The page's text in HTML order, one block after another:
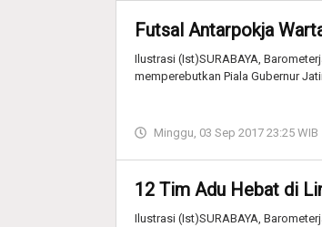
Futsal Antarpokja
Ilustrasi (Ist)SURABAYA,
memperebutkan Piala Gubernur
Minggu, 03 Sep 2017 23:25 WIB
12 Tim Adu Hebat di
Ilustrasi (Ist)SURABAYA,